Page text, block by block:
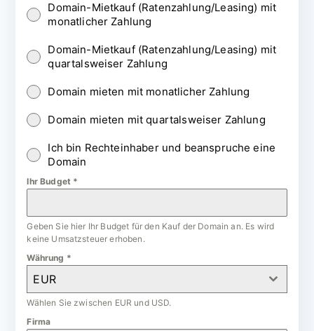
Domain-Mietkauf (Ratenzahlung/Leasing) mit
monatlicher Zahlung
Domain-Mietkauf (Ratenzahlung/Leasing) mit
quartalsweiser Zahlung
Domain mieten mit monatlicher Zahlung
Domain mieten mit quartalsweiser Zahlung
Ich bin Rechteinhaber und beanspruche eine
Domain
Ihr Budget *
Geben Sie hier Ihr Budget für den Kauf der Domain an. Es wird
keine Umsatzsteuer erhoben.
Währung *
EUR
Wählen Sie zwischen EUR und USD.
Firma